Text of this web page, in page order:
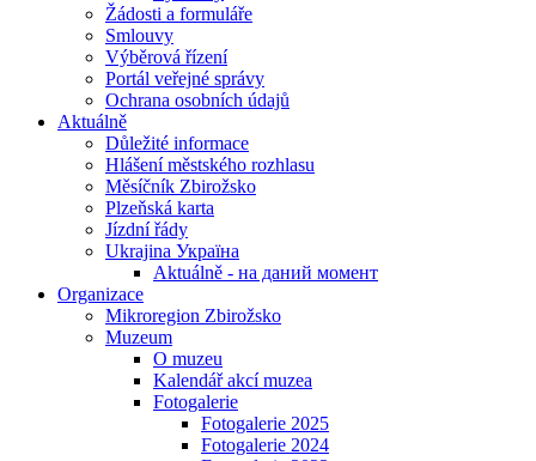
Žádosti a formuláře
Smlouvy
Výběrová řízení
Portál veřejné správy
Ochrana osobních údajů
Aktuálně
Důležité informace
Hlášení městského rozhlasu
Měsíčník Zbirožsko
Plzeňská karta
Jízdní řády
Ukrajina Україна
Aktuálně - на даний момент
Organizace
Mikroregion Zbirožsko
Muzeum
O muzeu
Kalendář akcí muzea
Fotogalerie
Fotogalerie 2025
Fotogalerie 2024